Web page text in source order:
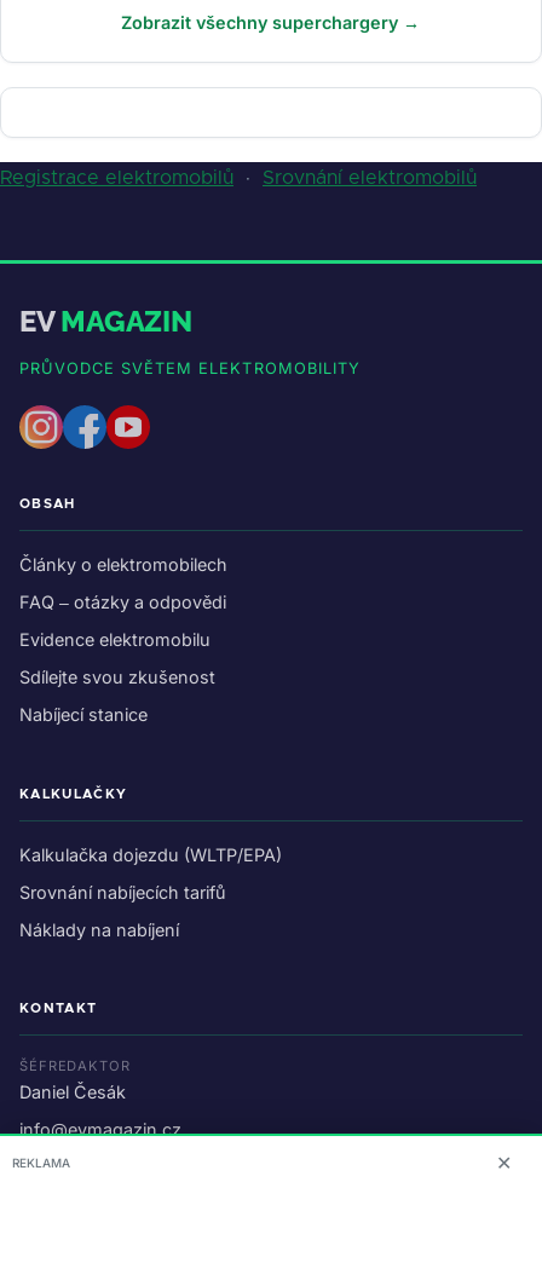
Zobrazit všechny superchargery →
Registrace elektromobilů · Srovnání elektromobilů
EVMAGAZIN
PRŮVODCE SVĚTEM ELEKTROMOBILITY
OBSAH
Články o elektromobilech
FAQ – otázky a odpovědi
Evidence elektromobilu
Sdílejte svou zkušenost
Nabíjecí stanice
KALKULAČKY
Kalkulačka dojezdu (WLTP/EPA)
Srovnání nabíjecích tarifů
Náklady na nabíjení
KONTAKT
ŠÉFREDAKTOR
Daniel Česák
info@evmagazin.cz
O nás
REKLAMA ✕